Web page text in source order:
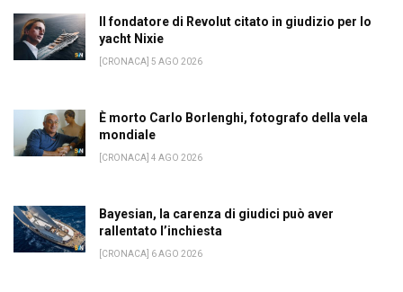
Il fondatore di Revolut citato in giudizio per lo
yacht Nixie
[CRONACA] 5 AGO 2026
È morto Carlo Borlenghi, fotografo della vela
mondiale
[CRONACA] 4 AGO 2026
Bayesian, la carenza di giudici può aver
rallentato l’inchiesta
[CRONACA] 6 AGO 2026